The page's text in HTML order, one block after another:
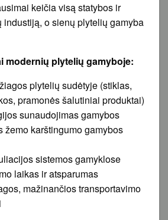
keičia visą statybos ir
industiją, o sienų plytelių gamyba
modernių plytelių gamyboje:
plytelių sudėtyje (stiklas,
pramonės šalutiniai produktai)
sunaudojimas gamybos
žemo karštingumo gamybos
sistemos gamyklose
laikas ir atsparumas
mažinančios transportavimo